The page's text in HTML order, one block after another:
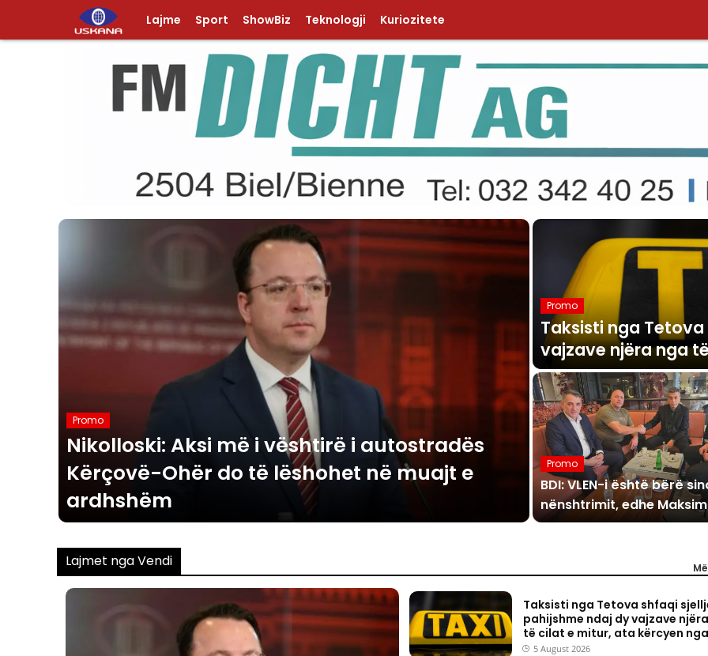
Lajme Sport ShowBiz Teknologji Kuriozitete
Promo
Nikolloski: Aksi më i vështirë i autostradës
Kërçovë-Ohër do të lëshohet në muajt e
ardhshëm
Promo
Taksisti nga
vajzave njëra nga
vetura
Promo
BDI: VLEN-i është bërë
nënshtrimit, edhe Maksim
Dimitrievski u jep
Lajmet nga Vendi
Taksisti nga Tetova shfaqi
pahijshme ndaj dy vajzave
të cilat e mitur, ata kërcyen nga
vetura
5 August 2026